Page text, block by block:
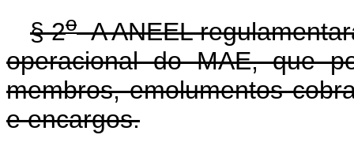
§ 2oA ANEEL
operacional do MAE, que
membros, emolumentos
e encargos.